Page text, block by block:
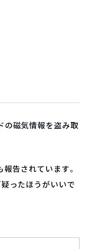
の磁気情報を盗み取
告されています。
ったほうがいいで